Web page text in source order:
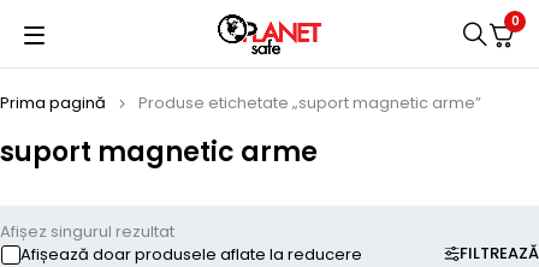
0
suport magnetic arme
Prima pagină Produse etichetate „suport magnetic arme”
FILTREAZĂ
Afișez singurul rezultat
Afișează doar produsele aflate la reducere